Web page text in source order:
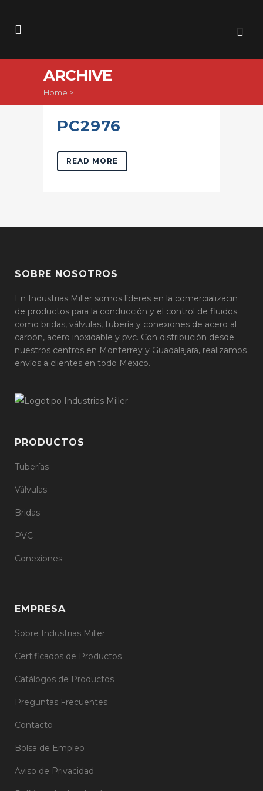
ARCHIVE
Home >
PC2976
READ MORE
SOBRE NOSOTROS
En Industrias Miller somos líderes en la comercializacin
de productos para la conducción y el control de fluidos
como bridas, válvulas, tubería y conexiones de acero al
carbón, acero inoxidable y pvc. Con distribución desde
nuestros centros en Monterrey y Guadalajara, realizamos
envíos a clientes en todo México.
PRODUCTOS
Tuberías
Válvulas
Bridas
PVC
Conexiones
EMPRESA
Sobre Industrias Miller
Certificados de Productos
Catálogos de Productos
Preguntas Frecuentes
Contacto
Bolsa de Empleo
Aviso de Privacidad